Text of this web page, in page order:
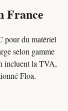
France
pour du matériel
selon gamme
incluent la TVA,
Floa.